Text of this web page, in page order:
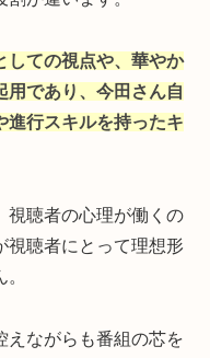
しての視点や、華やか
用であり、今田さん自
進行スキルを持ったキ
視聴者の心理が働くの
視聴者にとって理想形
えながらも番組の芯を